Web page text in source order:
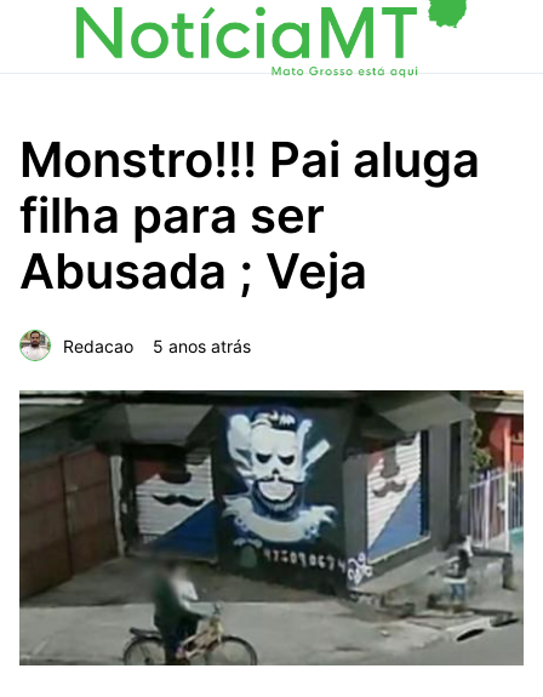
Monstro!!! Pai aluga
filha para ser
Abusada ; Veja
Redacao 5 anos atrás